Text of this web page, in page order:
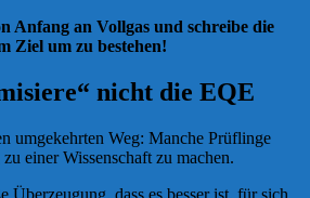
Anfang an Vollgas und schreibe die
Ziel um zu bestehen!
nicht die EQE
umgekehrten Weg: Manche Prüflinge
einer Wissenschaft zu machen.
Überzeugung, dass es besser ist, für sich